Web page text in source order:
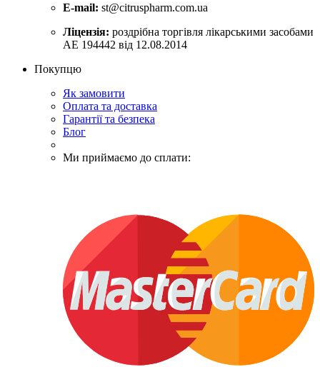
E-mail: st@citruspharm.com.ua
Ліцензія: роздрібна торгівля лікарськими засобами
АЕ 194442 від 12.08.2014
Покупцю
Як замовити
Оплата та доставка
Гарантії та безпека
Блог
Ми приймаємо до сплати: